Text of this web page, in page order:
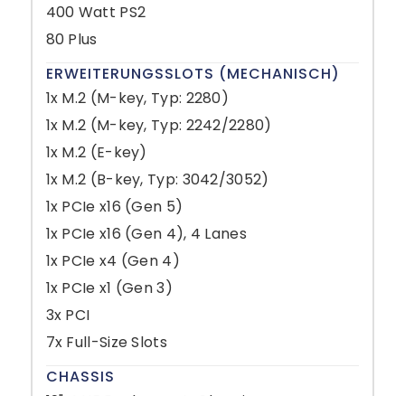
400 Watt PS2
80 Plus
ERWEITERUNGSSLOTS (MECHANISCH)
1x M.2 (M-key, Typ: 2280)
1x M.2 (M-key, Typ: 2242/2280)
1x M.2 (E-key)
1x M.2 (B-key, Typ: 3042/3052)
1x PCIe x16 (Gen 5)
1x PCIe x16 (Gen 4), 4 Lanes
1x PCIe x4 (Gen 4)
1x PCIe x1 (Gen 3)
3x PCI
7x Full-Size Slots
CHASSIS